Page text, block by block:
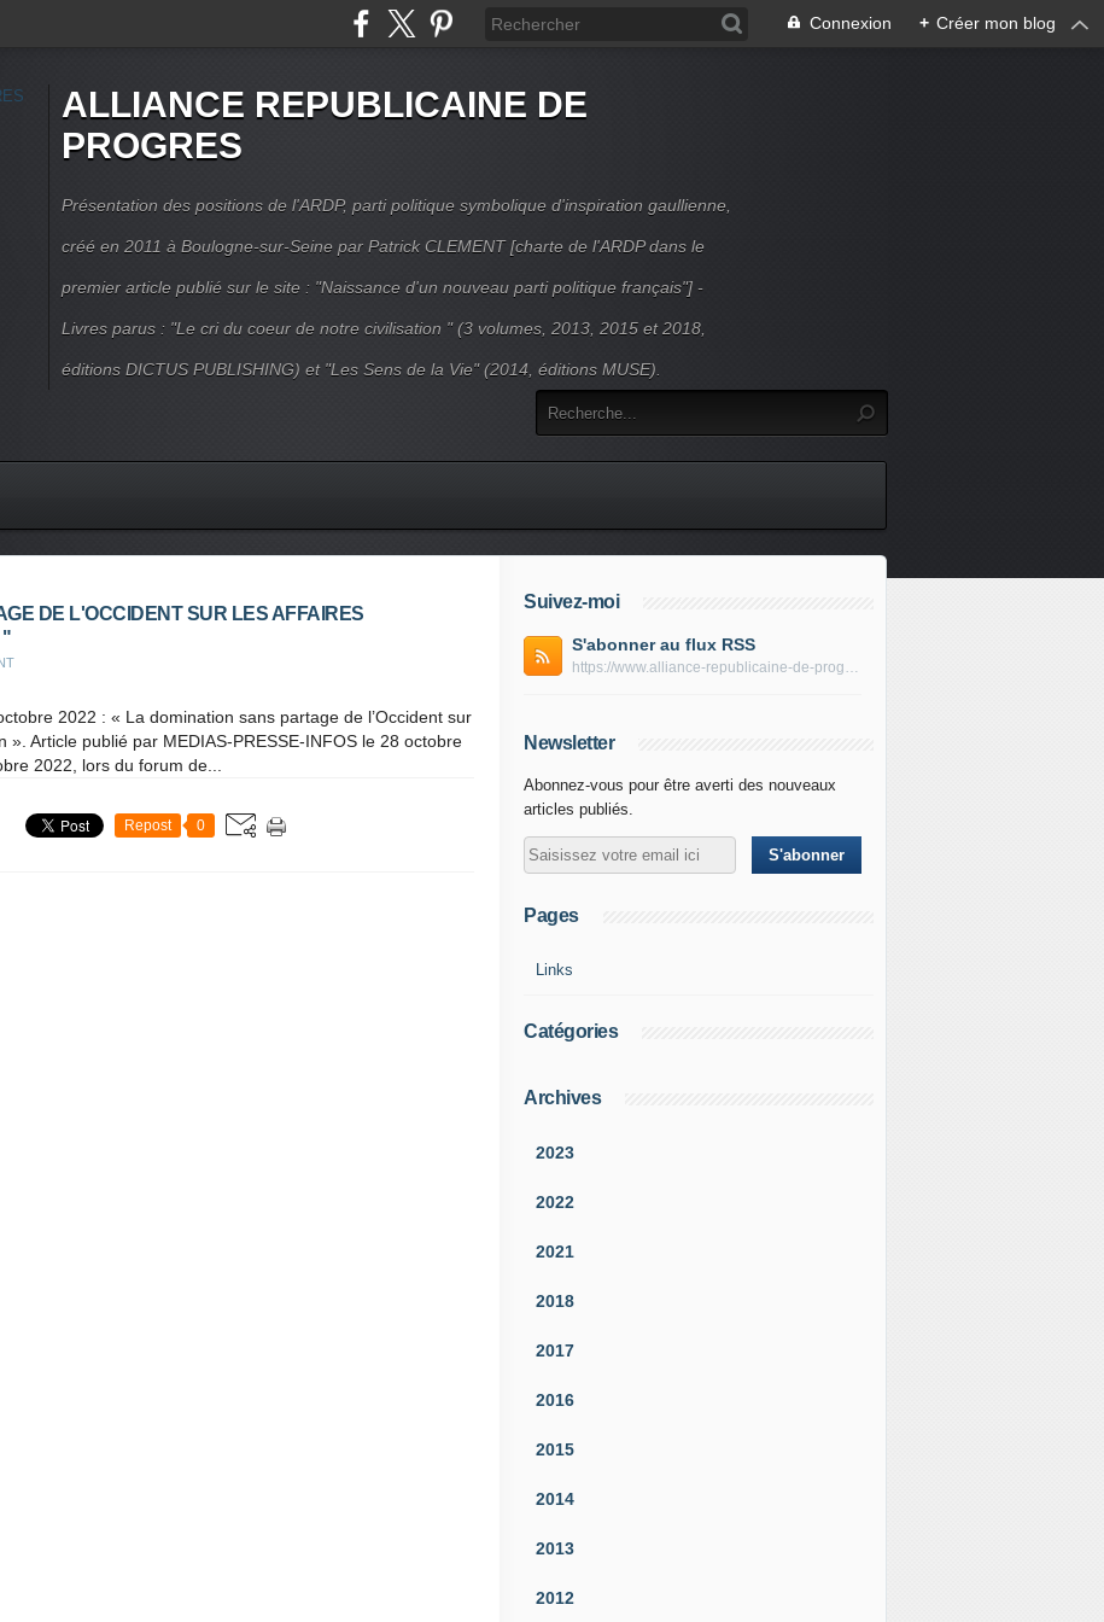
Connexion + Créer mon blog
ALLIANCE REPUBLICAINE DE
PROGRES
Présentation des positions de l'ARDP, parti politique symbolique d'inspiration gaullienne,
créé en 2011 à Boulogne-sur-Seine par Patrick CLEMENT [charte de l'ARDP dans le
premier article publié sur le site : "Naissance d'un nouveau parti politique français"] -
Livres parus : "Le cri du coeur de notre civilisation " (3 volumes, 2013, 2015 et 2018,
éditions DICTUS PUBLISHING) et "Les Sens de la Vie" (2014, éditions MUSE).
DE L'OCCIDENT SUR LES AFFAIRES
"
2022 : « La domination sans partage de l’Occident sur
». Article publié par MEDIAS-PRESSE-INFOS le 28 octobre
2022, lors du forum de...
Repost 0
Suivez-moi
S'abonner au flux RSS
https://www.alliance-republicaine-de-progres.com/rss
Newsletter
Abonnez-vous pour être averti des nouveaux
articles publiés.
Pages
Links
Catégories
Archives
2023
2022
2021
2018
2017
2016
2015
2014
2013
2012